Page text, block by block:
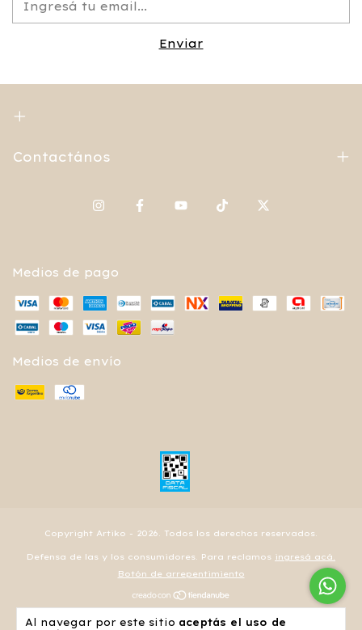
Al navegar por este sitio aceptás el uso de
Contactános
Medios de pago
Medios de envío
Copyright Artiko - 2026. Todos los derechos reservados.
Defensa de las y los consumidores. Para reclamos ingresá acá.
Botón de arrepentimiento